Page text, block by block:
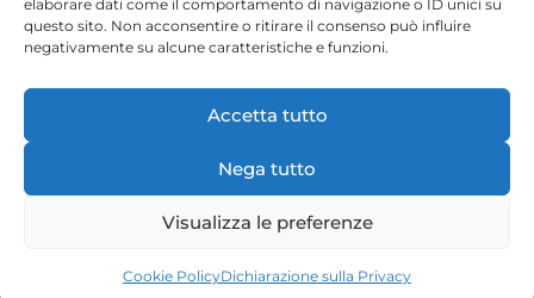
elaborare dati come il comportamento di navigazione o ID unici su
questo sito. Non acconsentire o ritirare il consenso può influire
negativamente su alcune caratteristiche e funzioni.
Accetta tutto
Nega tutto
Visualizza le preferenze
Cookie PolicyDichiarazione sulla Privacy
| Ragione sociale: Orizzonta Assicurazioni
Srl Sede legale: Via Pretoria, 12, 85100 Potenza (PZ)
– P.IVA: 02018870762 |
Powered byG.S.V. Digital Solution